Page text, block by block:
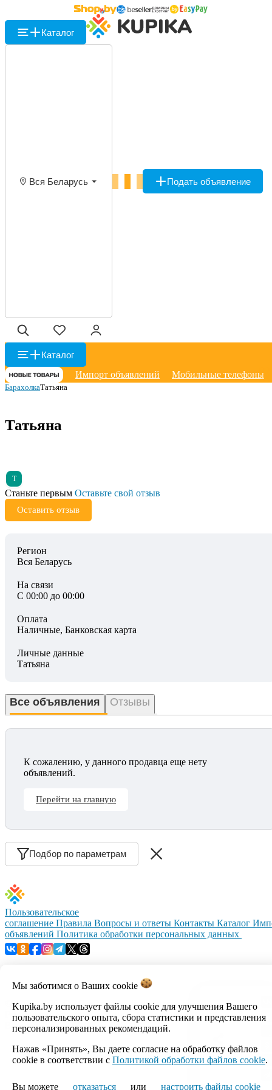
Каталог
Вся Беларусь Подать объявление
Каталог
Импорт объявлений
Мобильные телефоны
БарахолкаТатьяна
Татьяна
Т
Станьте первым Оставьте свой отзыв
Оставить отзыв
Регион
Вся Беларусь
На связи
С 00:00 до 00:00
Оплата
Наличные, Банковская карта
Личные данные
Татьяна
Все объявления Отзывы
К сожалению, у данного продавца еще нету
объявлений.
Перейти на главную
Подбор по параметрам
Мы заботимся о Ваших cookie
Kupika.by использует файлы cookie для улучшения Вашего
пользовательского опыта, сбора статистики и представления
персонализированных рекомендаций.
Нажав «Принять», Вы даете согласие на обработку файлов
cookie в соответствии с Политикой обработки файлов cookie.
Вы можете отказаться или настроить файлы cookie
Пользовательское
соглашение Правила Вопросы и ответы Контакты Каталог
объявлений Политика обработки персональных данных
© 1999–2026, ООО «Открытый контакт». УНП 100008738.
Республика Беларусь, г.Минск, ул.Кальварийская, 17-518.
Время работы с 09:00 до 18:00.
Настройка cookie